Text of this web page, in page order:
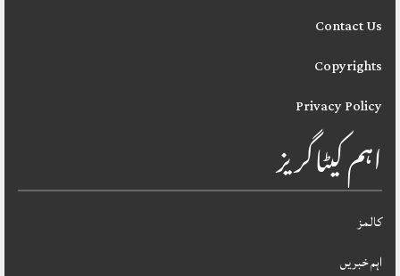
Contact Us
Copyrights
Privacy Policy
اہم کیٹاگریز
کالمز
اہم خبریں